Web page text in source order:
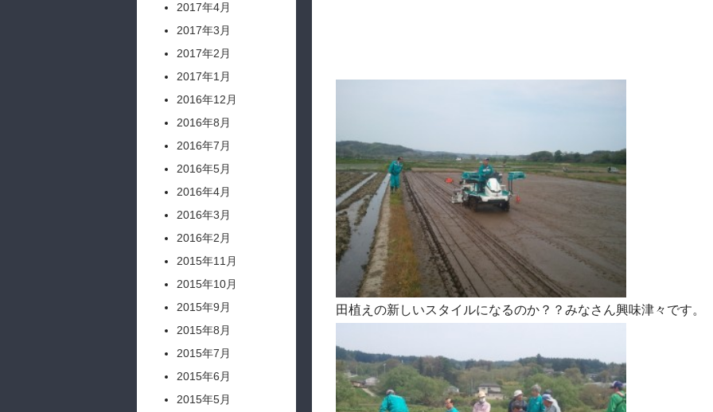
2017年4月
2017年3月
2017年2月
2017年1月
2016年12月
2016年8月
2016年7月
2016年5月
2016年4月
2016年3月
2016年2月
2015年11月
2015年10月
2015年9月
2015年8月
2015年7月
2015年6月
2015年5月
田植えの新しいスタイルになるのか？？みなさん興味津々です。